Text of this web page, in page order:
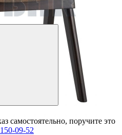
самостоятельно, поручите это
09-52